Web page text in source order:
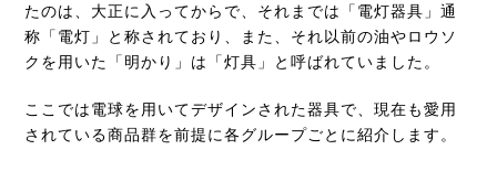
たのは、大正に入ってからで、それまでは「電灯器具」通
称「電灯」と称されており、また、それ以前の油やロウソ
クを用いた「明かり」は「灯具」と呼ばれていました。
ここでは電球を用いてデザインされた器具で、現在も愛用
されている商品群を前提に各グループごとに紹介します。